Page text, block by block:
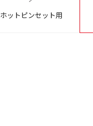
ホットピンセット用